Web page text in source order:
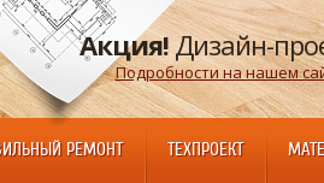
Акция!Дизайн-
Подробности на нашем
РЕМОНТ ТЕХПРОЕКТ